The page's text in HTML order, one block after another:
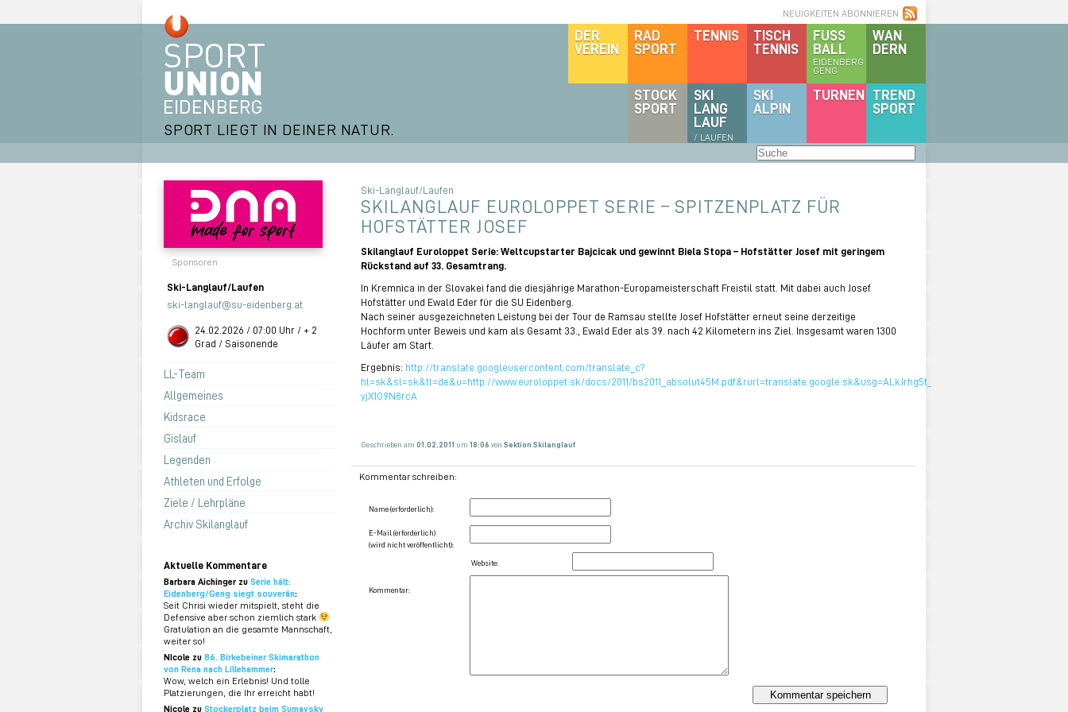
SPORT LIEGT IN DEINER NATUR.
NEUIGKEITEN ABONNIEREN
WAN
DERN
FUSS
BALL
EIDENBERG
GENG
TISCH
TENNIS
TENNIS
RAD
SPORT
DER
VEREIN
TREND
SPORT
TURNEN
SKI
ALPIN
SKI
LANG
LAUF
/ LAUFEN
STOCK
SPORT
Sponsoren
Ski-Langlauf/Laufen
ski-langlauf@su-eidenberg.at
24.02.2026 / 07:00 Uhr / + 2
Grad / Saisonende
LL-Team
Allgemeines
Kidsrace
Gislauf
Legenden
Athleten und Erfolge
Ziele / Lehrpläne
Archiv Skilanglauf
Aktuelle Kommentare
Barbara Aichinger zu Serie hält:
Eidenberg/Geng siegt souverän:
Seit Chrisi wieder mitspielt, steht die
Defensive aber schon ziemlich stark
Gratulation an die gesamte Mannschaft,
weiter so!
NIcole zu 86. Birkebeiner Skimarathon
von Rena nach Lillehammer:
Wow, welch ein Erlebnis! Und tolle
Platzierungen, die Ihr erreicht habt!
Nicole zu Stockerplatz beim Sumavsky
Ski-Langlauf/Laufen
SKILANGLAUF EUROLOPPET SERIE – SPITZENPLATZ FÜR
HOFSTÄTTER JOSEF
Skilanglauf Euroloppet Serie: Weltcupstarter Bajcicak und gewinnt Biela Stopa – Hofstätter Josef mit geringem
Rückstand auf 33. Gesamtrang.
In Kremnica in der Slovakei fand die diesjährige Marathon-Europameisterschaft Freistil statt. Mit dabei auch Josef
Hofstätter und Ewald Eder für die SU Eidenberg.
Nach seiner ausgezeichneten Leistung bei der Tour de Ramsau stellte Josef Hofstätter erneut seine derzeitige
Hochform unter Beweis und kam als Gesamt 33., Ewald Eder als 39. nach 42 Kilometern ins Ziel. Insgesamt waren 1300
Läufer am Start.
Ergebnis: http://translate.googleusercontent.com/translate_c?
hl=sk&sl=sk&tl=de&u=http://www.euroloppet.sk/docs/2011/bs2011_absolut45M.pdf&rurl=translate.google.sk&usg=ALkJrhg5t_Srcq1DjUT8wa-
yjX1O9N8rcA
Geschrieben am 01.02.2011 um 18:06 von Sektion Skilanglauf
Kommentar schreiben:
Name (erforderlich):
E-Mail (erforderlich)
(wird nicht veröffentlicht):
Website:
Kommentar: